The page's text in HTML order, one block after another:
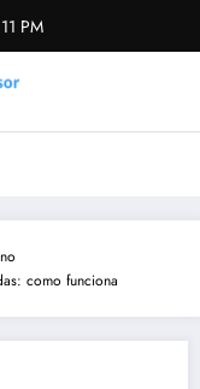
PM
como funciona